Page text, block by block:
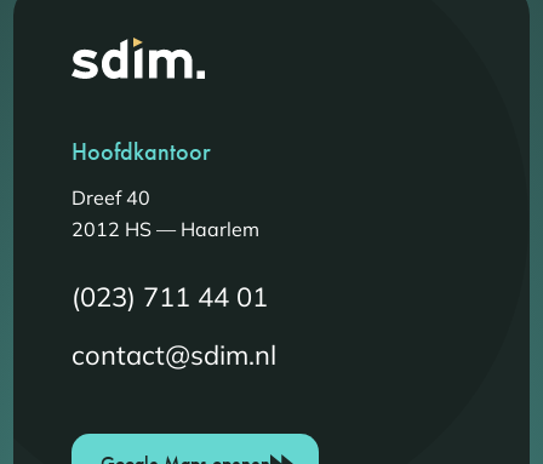
Hoofdkantoor
Dreef 40
2012 HS — Haarlem
(023) 711 44 01
contact@sdim.nl